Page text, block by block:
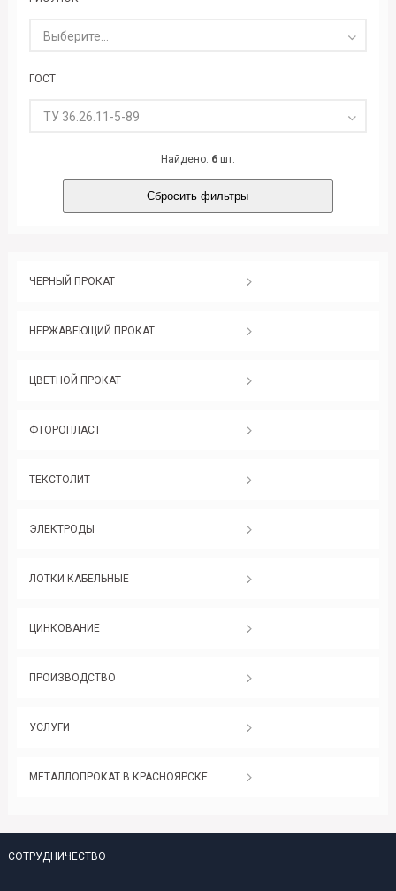
Выберите...
ГОСТ
ТУ 36.26.11-5-89
Найдено: 6шт.
Сбросить фильтры
ЧЕРНЫЙ ПРОКАТ
НЕРЖАВЕЮЩИЙ ПРОКАТ
ЦВЕТНОЙ ПРОКАТ
ФТОРОПЛАСТ
ТЕКСТОЛИТ
ЭЛЕКТРОДЫ
ЛОТКИ КАБЕЛЬНЫЕ
ЦИНКОВАНИЕ
ПРОИЗВОДСТВО
УСЛУГИ
МЕТАЛЛОПРОКАТ В КРАСНОЯРСКЕ
СОТРУДНИЧЕСТВО